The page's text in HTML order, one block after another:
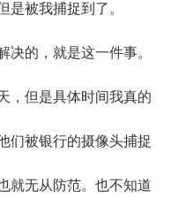
是被我捕捉到了。
的，就是这一件事。
，但是具体时间我真的
们被银行的摄像头捕捉
就无从防范。也不知道